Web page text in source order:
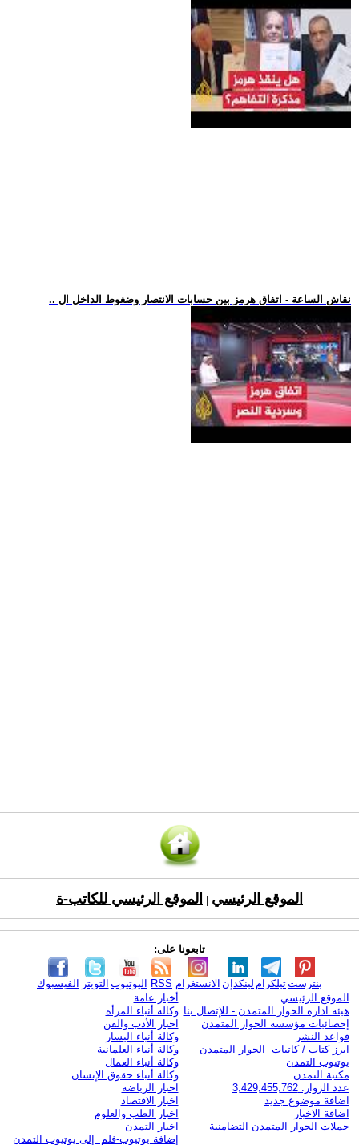
.. نقاش الساعة - اتفاق هرمز بين حسابات الانتصار وضغوط الداخل ال
الموقع الرئيسي الموقع الرئيسي للكاتب-ة
تابعونا على:
الفيسبوك التويتر اليوتيوب RSS الانستغرام لينكدإن تيلكرامبنترست
الموقع الرئيسي
هيئة ادارة الحوار المتمدن - للإتصال بنا
إحصائيات مؤسسة الحوار المتمدن
قواعد النشر
ابرز كتاب / كاتبات الحوار المتمدن
يوتيوب التمدن
مكتبة التمدن
عدد الزوار: 3,429,455,762
اضافة موضوع جديد
اضافة الاخبار
حملات الحوار المتمدن التضامنية
أخبار عامة
وكالة أنباء المرأة
اخبار الأدب والفن
وكالة أنباء اليسار
وكالة أنباء العلمانية
وكالة أنباء العمال
وكالة أنباء حقوق الإنسان
اخبار الرياضة
اخبار الاقتصاد
اخبار الطب والعلوم
اخبار التمدن
إضافة يوتيوب-فلم إلى يوتيوب التمدن